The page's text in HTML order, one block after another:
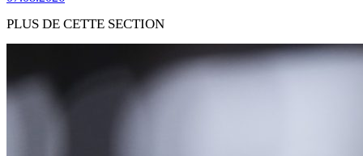
PLUS DE CETTE SECTION